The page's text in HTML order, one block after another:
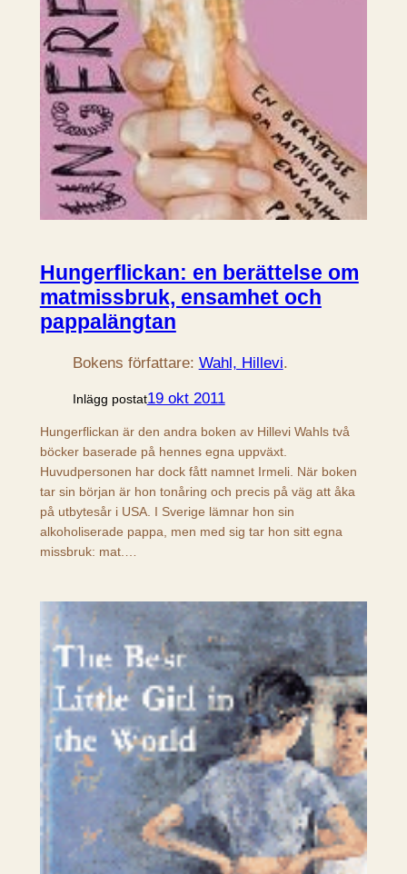
Hungerflickan: en berättelse om
matmissbruk, ensamhet och
pappalängtan
Bokens författare: Wahl, Hillevi.
Inlägg postat19 okt 2011
Hungerflickan är den andra boken av Hillevi Wahls två
böcker baserade på hennes egna uppväxt.
Huvudpersonen har dock fått namnet Irmeli. När boken
tar sin början är hon tonåring och precis på väg att åka
på utbytesår i USA. I Sverige lämnar hon sin
alkoholiserade pappa, men med sig tar hon sitt egna
missbruk: mat.…